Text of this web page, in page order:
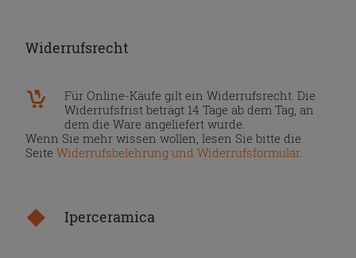
Widerrufsrecht
Für Online-Käufe gilt ein Widerrufsrecht. Die
Widerrufsfrist beträgt 14 Tage ab dem Tag, an
dem die Ware angeliefert wurde.
Wenn Sie mehr wissen wollen, lesen Sie bitte die
SeiteWiderrufsbelehrung und Widerrufsformular.
Iperceramica